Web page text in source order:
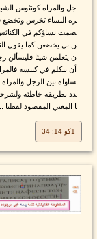
جل والمراه كونثوس
ره النساء تخرس وتخضع
صمت نساؤكم في الكنائس
ن بل يخضعن كما يقول
ن يتعلمن شيئا فليسألن
أن تتكلم في كنيسة
ساواه بين الرجل والمراه
دد بطريقه خاطئه
ا المعني المقصود لفظيا ...
1كو 14: 34